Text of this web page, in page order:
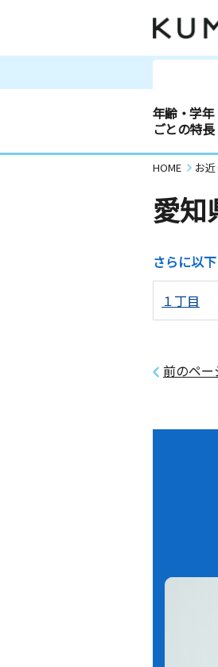
年齢・学年
ごとの特長
HOME お
愛知
さらに以
１丁目
前のペー